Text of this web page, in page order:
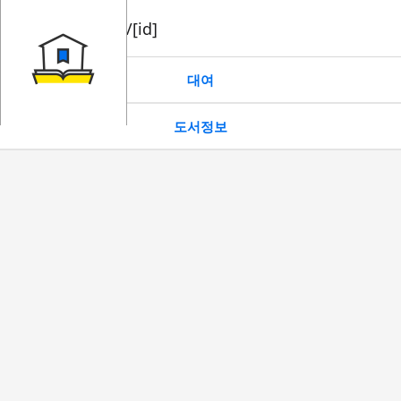
book/rent/[id]
대여
도서정보